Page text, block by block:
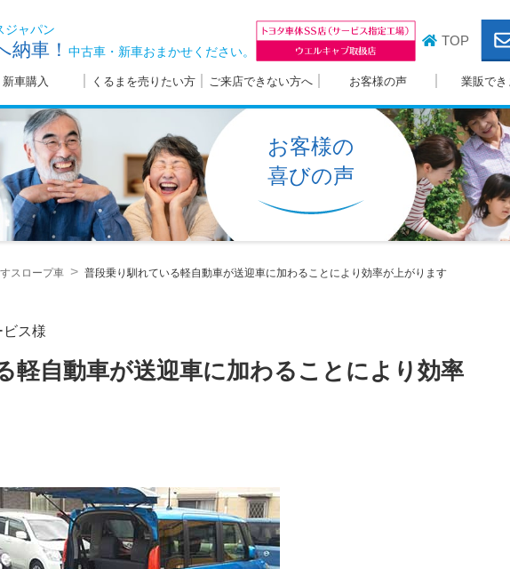
ジャパン
納車！中古車・新車おまかせください。
TOP
新車購入 くるまを売りたい方 ご来店できない方へ お客様の声 業販でき
お客様の
喜びの声
スロープ車 普段乗り馴れている軽自動車が送迎車に加わることにより効率が上がります
ス様